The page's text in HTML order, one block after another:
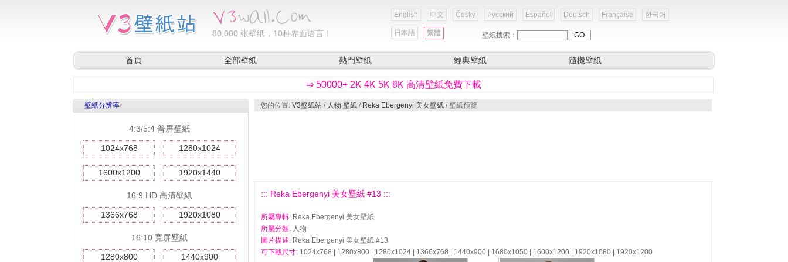
80,000 张壁纸，10种界面语言！
English 中文 Český Русский Español Deutsch Française 한국어
日本語 繁體 壁紙搜索：
首頁 全部壁紙 熱門壁紙 經典壁紙 隨機壁紙
⇒ 50000+ 2K 4K 5K 8K 高清壁紙免費下載
壁紙分辨率
4:3/5:4 普屏壁紙
1024x768 1280x1024
1600x1200 1920x1440
16:9 HD 高清壁紙
1366x768 1920x1080
16:10 寬屏壁紙
1280x800 1440x900
您的位置: V3壁紙站 / 人物 壁紙 / Reka Ebergenyi 美女壁紙 / 壁紙預覽
::: Reka Ebergenyi 美女壁紙 #13 :::
所屬專輯: Reka Ebergenyi 美女壁紙
所屬分類: 人物
圖片描述: Reka Ebergenyi 美女壁紙 #13
可下載尺寸: 1024x768 | 1280x800 | 1280x1024 | 1366x768 | 1440x900 | 1680x1050 | 1600x1200 | 1920x1080 | 1920x1200